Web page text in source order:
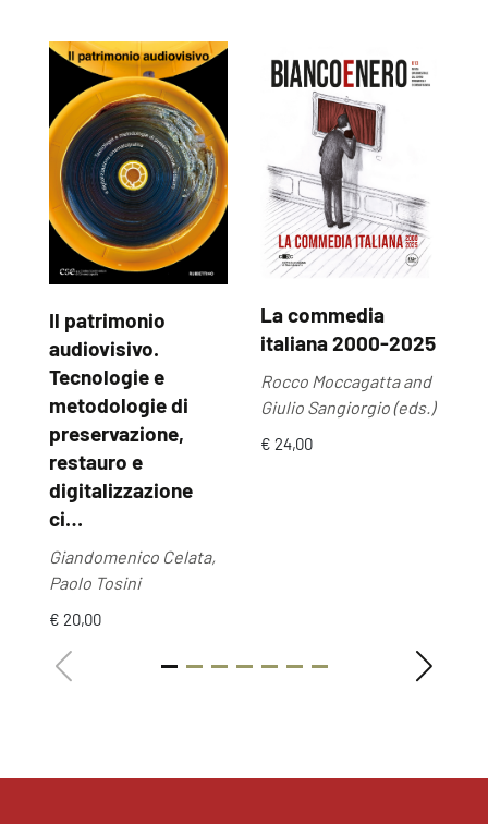
Il patrimonio
audiovisivo.
Tecnologie e
metodologie di
preservazione,
restauro e
digitalizzazione
ci…
Giandomenico Celata,
Paolo Tosini
€ 20,00
La commedia
italiana 2000-2025
Rocco Moccagatta and
Giulio Sangiorgio (eds.)
€ 24,00